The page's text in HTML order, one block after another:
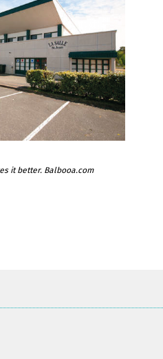
it better. Balbooa.com